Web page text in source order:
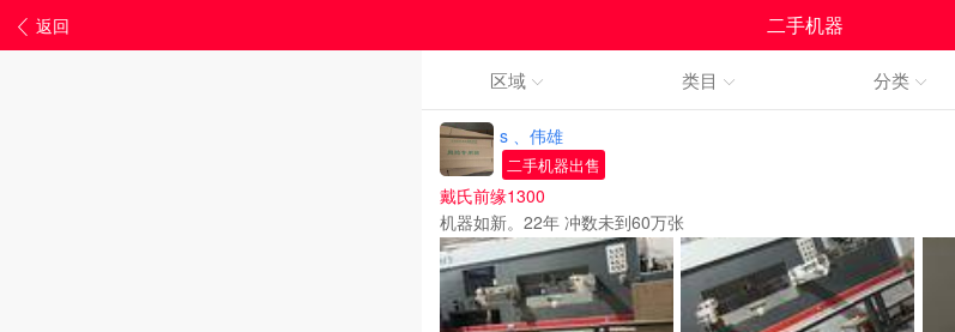
返回 二手机器
区域 类目 分类
s 、伟雄
二手机器出售
戴氏前缘1300
机器如新。22年 冲数未到60万张